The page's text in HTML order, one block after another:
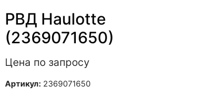
РВД Haulotte
(2369071650)
Цена по запросу
Артикул: 2369071650